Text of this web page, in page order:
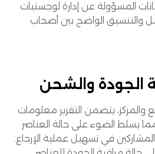
المسؤولة عن إدارة لوجستيات
والتنسيق الواضح بين أصحاب
الجودة والشحن
والمركز، يتضمن التقرير معلومات
يسلط الضوء على حالة العناصر
في تسهيل عملية الإرجاع.